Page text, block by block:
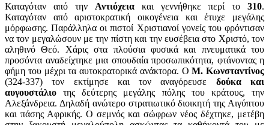
Καταγόταν από την Αντιόχεια και γεννήθηκε περί το 310.
Καταγόταν από αριστοκρατική οικογένεια και έτυχε μεγάλης
μόρφωσης. Παράλληλα οι πιστοί Χριστιανοί γονείς του φρόντισαν
να τον μεγαλώσουν με την πίστη και την ευσέβεια στο Χριστό, τον
αληθινό Θεό. Χάρις στα πλούσια φυσικά και πνευματικά του
προσόντα αναδείχτηκε μια σπουδαία προσωπικότητα, φτάνοντας η
φήμη του μέχρι τα αυτοκρατορικά ανάκτορα. ΟΜ. Κωνσταντίνος
(324-337) τον εκτίμησε και τον αναγόρευσε δούκα και
αυγουστάλιο της δεύτερης μεγάλης πόλης του κράτους, την
Αλεξάνδρεια. Δηλαδή ανώτερο στρατιωτικό διοικητή της Αιγύπτου
και πάσης Αφρικής. Ο σεμνός και σώφρων νέος δέχτηκε, μετέβη